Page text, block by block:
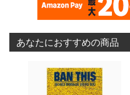
あなたにおすすめの商品